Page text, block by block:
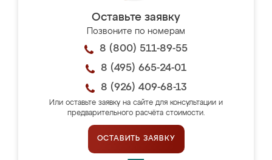
Оставьте заявку
Позвоните по номерам
8 (800) 511-89-55
8 (495) 665-24-01
8 (926) 409-68-13
Или оставьте заявку на сайте для консультации и
предварительного расчёта стоимости.
ОСТАВИТЬ ЗАЯВКУ